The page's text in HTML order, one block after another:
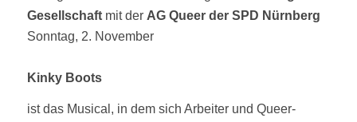
Gesellschaft mit der AG Queer der SPD Nürnberg
Sonntag, 2. November
Kinky Boots
ist das Musical, in dem sich Arbeiter und Queer-